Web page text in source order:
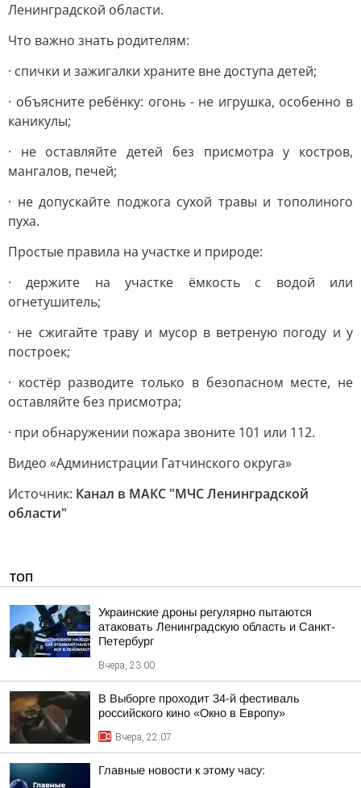
Ленинградской области.
Что важно знать родителям:
· спички и зажигалки храните вне доступа детей;
· объясните ребёнку: огонь - не игрушка, особенно в
каникулы;
· не оставляйте детей без присмотра у костров,
мангалов, печей;
· не допускайте поджога сухой травы и тополиного
пуха.
Простые правила на участке и природе:
· держите на участке ёмкость с водой или
огнетушитель;
· не сжигайте траву и мусор в ветреную погоду и у
построек;
· костёр разводите только в безопасном месте, не
оставляйте без присмотра;
· при обнаружении пожара звоните 101 или 112.
Видео «Администрации Гатчинского округа»
Источник: Канал в МАКС "МЧС Ленинградской
области"
ТОП
Украинские дроны регулярно пытаются
атаковать Ленинградскую область и Санкт-
Петербург
Вчера, 23:00
В Выборге проходит 34-й фестиваль
российского кино «Окно в Европу»
Вчера, 22:07
Главные новости к этому часу: